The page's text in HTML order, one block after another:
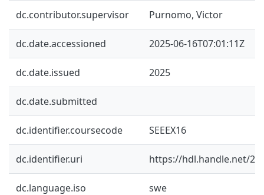
dc.contributor.supervisor Purnomo, Victor
dc.date.accessioned 2025-06-16T07:01:11Z
dc.date.issued 2025
dc.date.submitted
dc.identifier.coursecode SEEEX16
dc.identifier.uri https://hdl.handle.net/
dc.language.iso swe